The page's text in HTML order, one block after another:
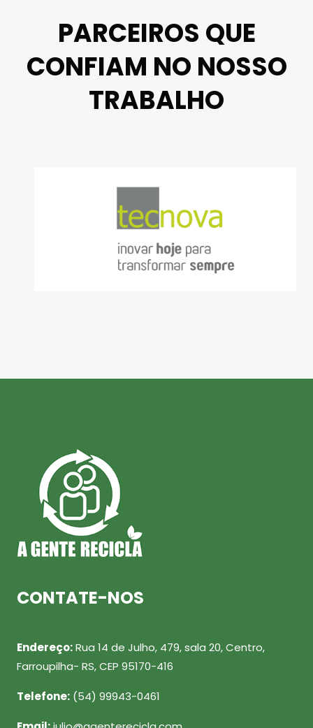
PARCEIROS QUE
CONFIAM NO NOSSO
TRABALHO
CONTATE-NOS
Endereço:Rua 14 de Julho, 479, sala 20, Centro,
Farroupilha- RS, CEP 95170-416
Telefone: (54) 99943-0461